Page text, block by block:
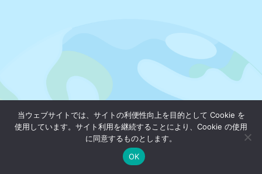
当ウェブサイトでは、サイトの利便性向上を目的として Cookie を
使用しています。サイト利用を継続することにより、Cookie の使用
に同意するものとします。
OK